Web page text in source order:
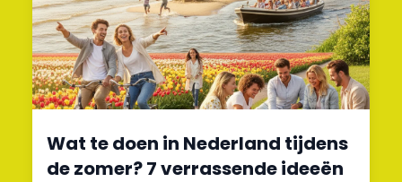
Wat te doen in Nederland tijdens
de zomer? 7 verrassende ideeën